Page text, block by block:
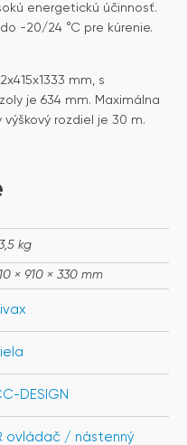
energetickú účinnosť.
-20/24 °C pre kúrenie.
mm, s
je 634 mm. Maximálna
rozdiel je 30 m.
kg
× 910 × 330 mm
DESIGN
ovládač / nástenný